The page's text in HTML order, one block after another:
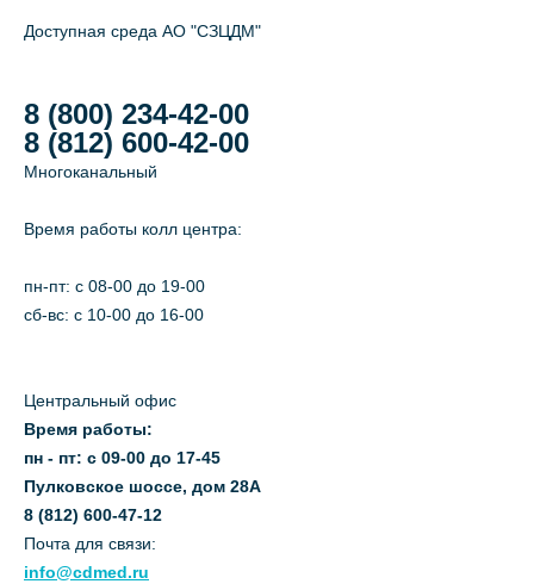
Доступная среда АО "СЗЦДМ"
8 (800) 234-42-00
8 (812) 600-42-00
Многоканальный
Время работы колл центра:
пн-пт: c 08-00 до 19-00
сб-вс: с 10-00 до 16-00
Центральный офис
Время работы:
пн - пт: с 09-00 до 17-45
Пулковское шоссе, дом 28А
8 (812) 600-47-12
Почта для связи:
info@cdmed.ru